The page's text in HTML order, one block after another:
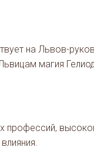
на Львов-
магия
профессий,